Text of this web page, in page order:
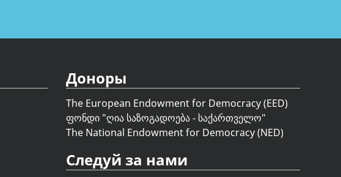
Доноры
The European Endowment for Democracy (EED)
ფონდი "ღია საზოგადოება - საქართველო"
The National Endowment for Democracy (NED)
Следуй за нами